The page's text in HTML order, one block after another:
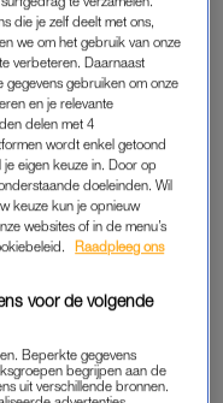
veel op sex gefixeerd
zou zoeken, als wij
fijn, maar hij voegde
voor wat het was. Hij
en verder een heel
dat wel. Hij was
en liet het me weten
om rond te komen. Ik
die je zelf deelt met ons,
we om het gebruik van onze
verbeteren. Daarnaast
gegevens gebruiken om onze
en je relevante
delen met 4
wordt enkel getoond
je eigen keuze in. Door op
doeleinden. Wil
keuze kun je opnieuw
websites of in de menu’s
Raadpleeg ons
voor de volgende
Beperkte gegevens
begrijpen aan de
uit verschillende bronnen.